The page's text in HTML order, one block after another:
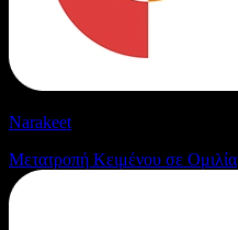
Narakeet
Μετατροπή Κειμένου σε Ομιλία